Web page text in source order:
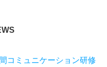
コミュニケーション研修